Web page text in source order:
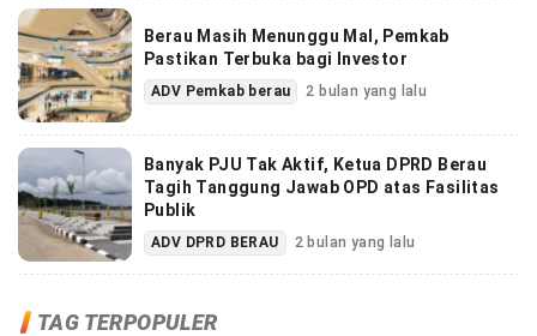
Berau Masih Menunggu Mal, Pemkab
Pastikan Terbuka bagi Investor
ADV Pemkab berau 2 bulan yang lalu
Banyak PJU Tak Aktif, Ketua DPRD Berau
Tagih Tanggung Jawab OPD atas Fasilitas
Publik
ADV DPRD BERAU 2 bulan yang lalu
TAG TERPOPULER